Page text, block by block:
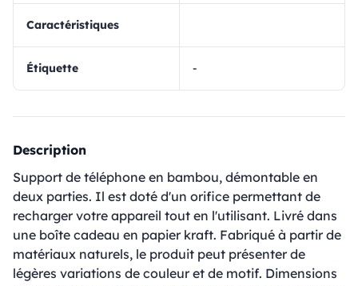
Caractéristiques
Étiquette -
Description
Support de téléphone en bambou, démontable en
deux parties. Il est doté d'un orifice permettant de
recharger votre appareil tout en l'utilisant. Livré dans
une boîte cadeau en papier kraft. Fabriqué à partir de
matériaux naturels, le produit peut présenter de
légères variations de couleur et de motif. Dimensions